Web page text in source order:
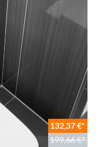
132,37 €*
199,66 €*